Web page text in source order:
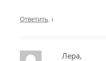
Ответить ↓
Лера,